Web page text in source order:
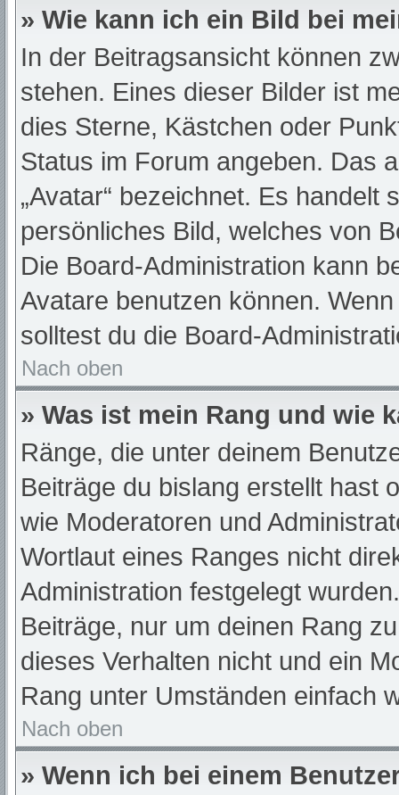
» Wie kann ich ein Bild bei
In der Beitragsansicht können
stehen. Eines dieser Bilder ist
dies Sterne, Kästchen oder
Status im Forum angeben. Das
„Avatar“ bezeichnet. Es handelt
persönliches Bild, welches von
Die Board-Administration kann
Avatare benutzen können.
solltest du die Board-
Nach oben
» Was ist mein Rang und wie
Ränge, die unter deinem
Beiträge du bislang erstellt hast
wie Moderatoren und
Wortlaut eines Ranges nicht
Administration festgelegt
Beiträge, nur um deinen Rang
dieses Verhalten nicht und ein
Rang unter Umständen einfach
Nach oben
» Wenn ich bei einem